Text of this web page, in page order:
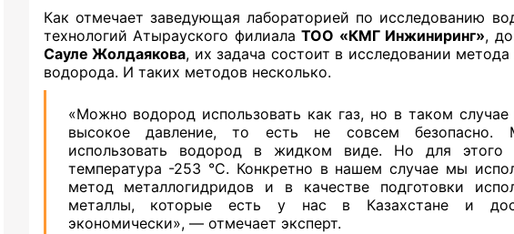
Как отмечает заведующая лабораторией по исследованию
технологий Атырауского филиалаТОО «КМГ Инжиниринг»,
Сауле Жолдаякова, их задача состоит в исследовании метода
водорода. И таких методов несколько.
«Можно водород использовать как газ, но в таком
высокое давление, то есть не совсем безопасно.
использовать водород в жидком виде. Но для этого
температура -253 °C. Конкретно в нашем случае мы
метод металлогидридов и в качестве подготовки
металлы, которые есть у нас в Казахстане и
экономически», — отмечает эксперт.